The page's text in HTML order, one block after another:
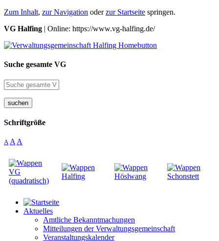
Zum Inhalt, zur Navigation oderzur Startseite springen.
VG Halfing | Online: https://www.vg-halfing.de/
Suche gesamte VG
suchen
Schriftgröße
A A A
Aktuelles
Amtliche Bekanntmachungen
Mitteilungen der Verwaltungsgemeinschaft
Veranstaltungskalender